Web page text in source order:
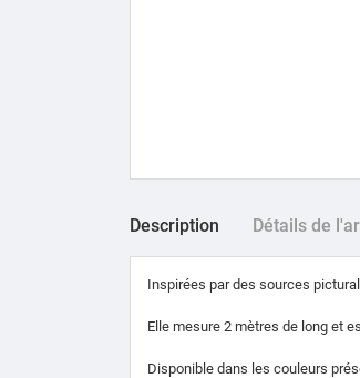
Description Détails de
Inspirées par des sources
Elle mesure 2 mètres de long et
Disponible dans les couleurs